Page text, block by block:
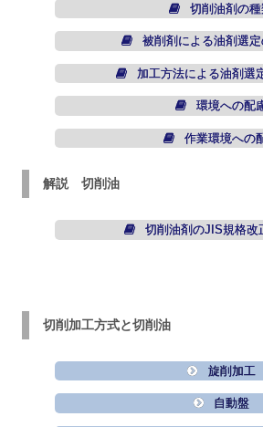
切削油剤の
被削剤による油剤選定
加工方法による油剤選
環境への配
作業環境への
解説 切削油
切削油剤のJIS規格改
切削加工方式と切削油
旋削加工
自動盤